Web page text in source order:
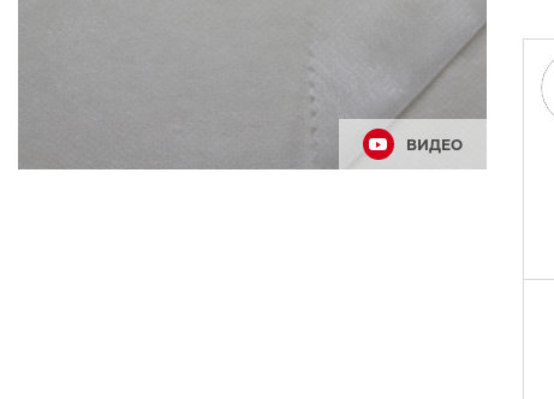
ВИДЕО